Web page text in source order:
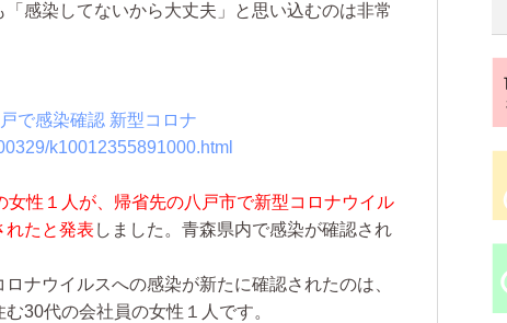
感染してないから大丈夫」と思い込むのは非常
で感染確認 新型コロナ
k10012355891000.html
性１人が、帰省先の八戸市で新型コロナウイル
れたと発表 しました。青森県内で感染が確認され
ナウイルスへの感染が新たに確認されたのは、
30代の会社員の女性１人です。